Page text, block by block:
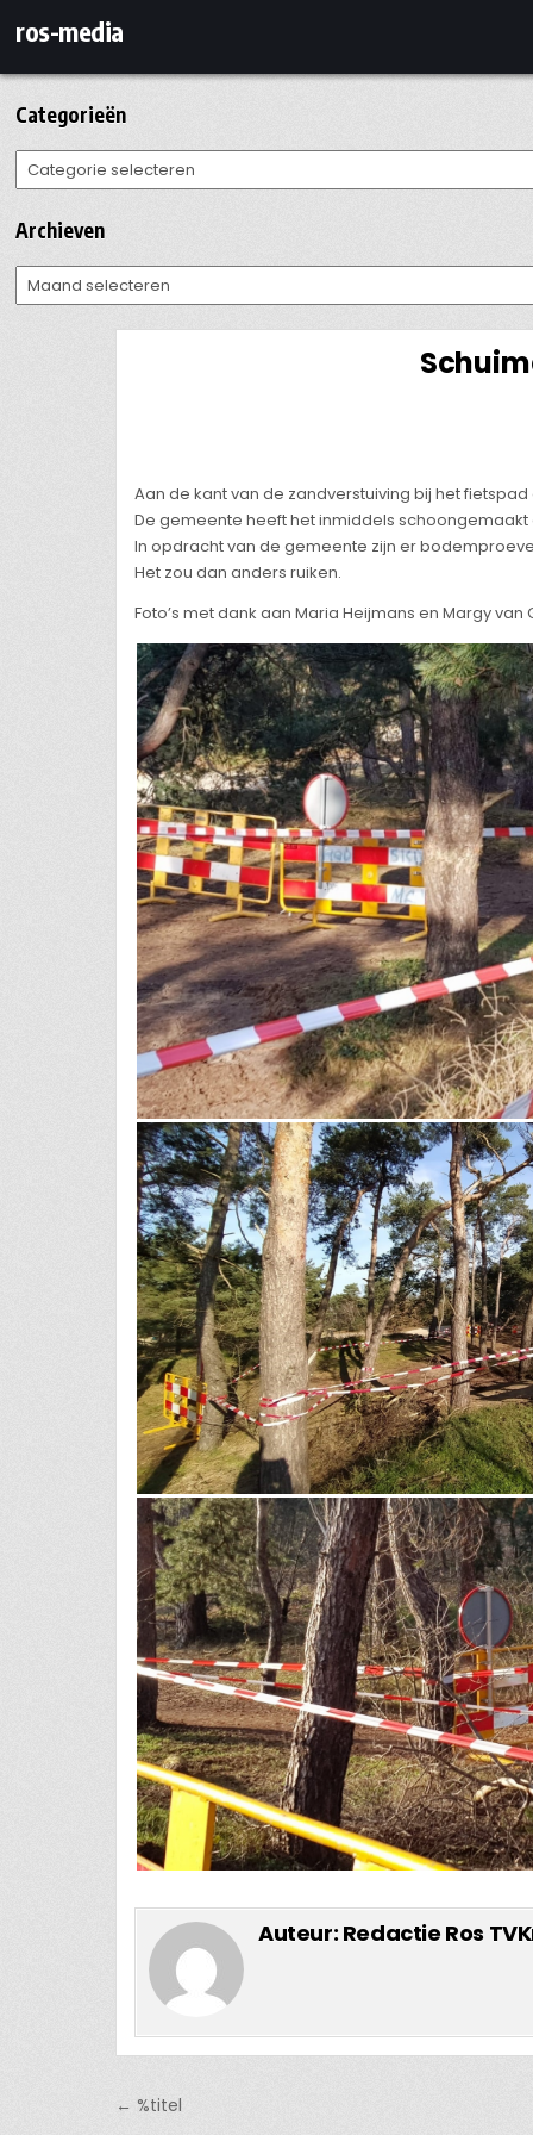
naar
inhoud
ros-media
Categorieën
Categorieën
Archieven
Archieven
Aan de kant van de zandverstuiving bij het
De gemeente heeft het inmiddels
In opdracht van de gemeente zijn er
Het zou dan anders ruiken.
Foto’s met dank aan Maria Heijmans en Margy van
Auteur: Redactie Ros
Bericht
← %titel